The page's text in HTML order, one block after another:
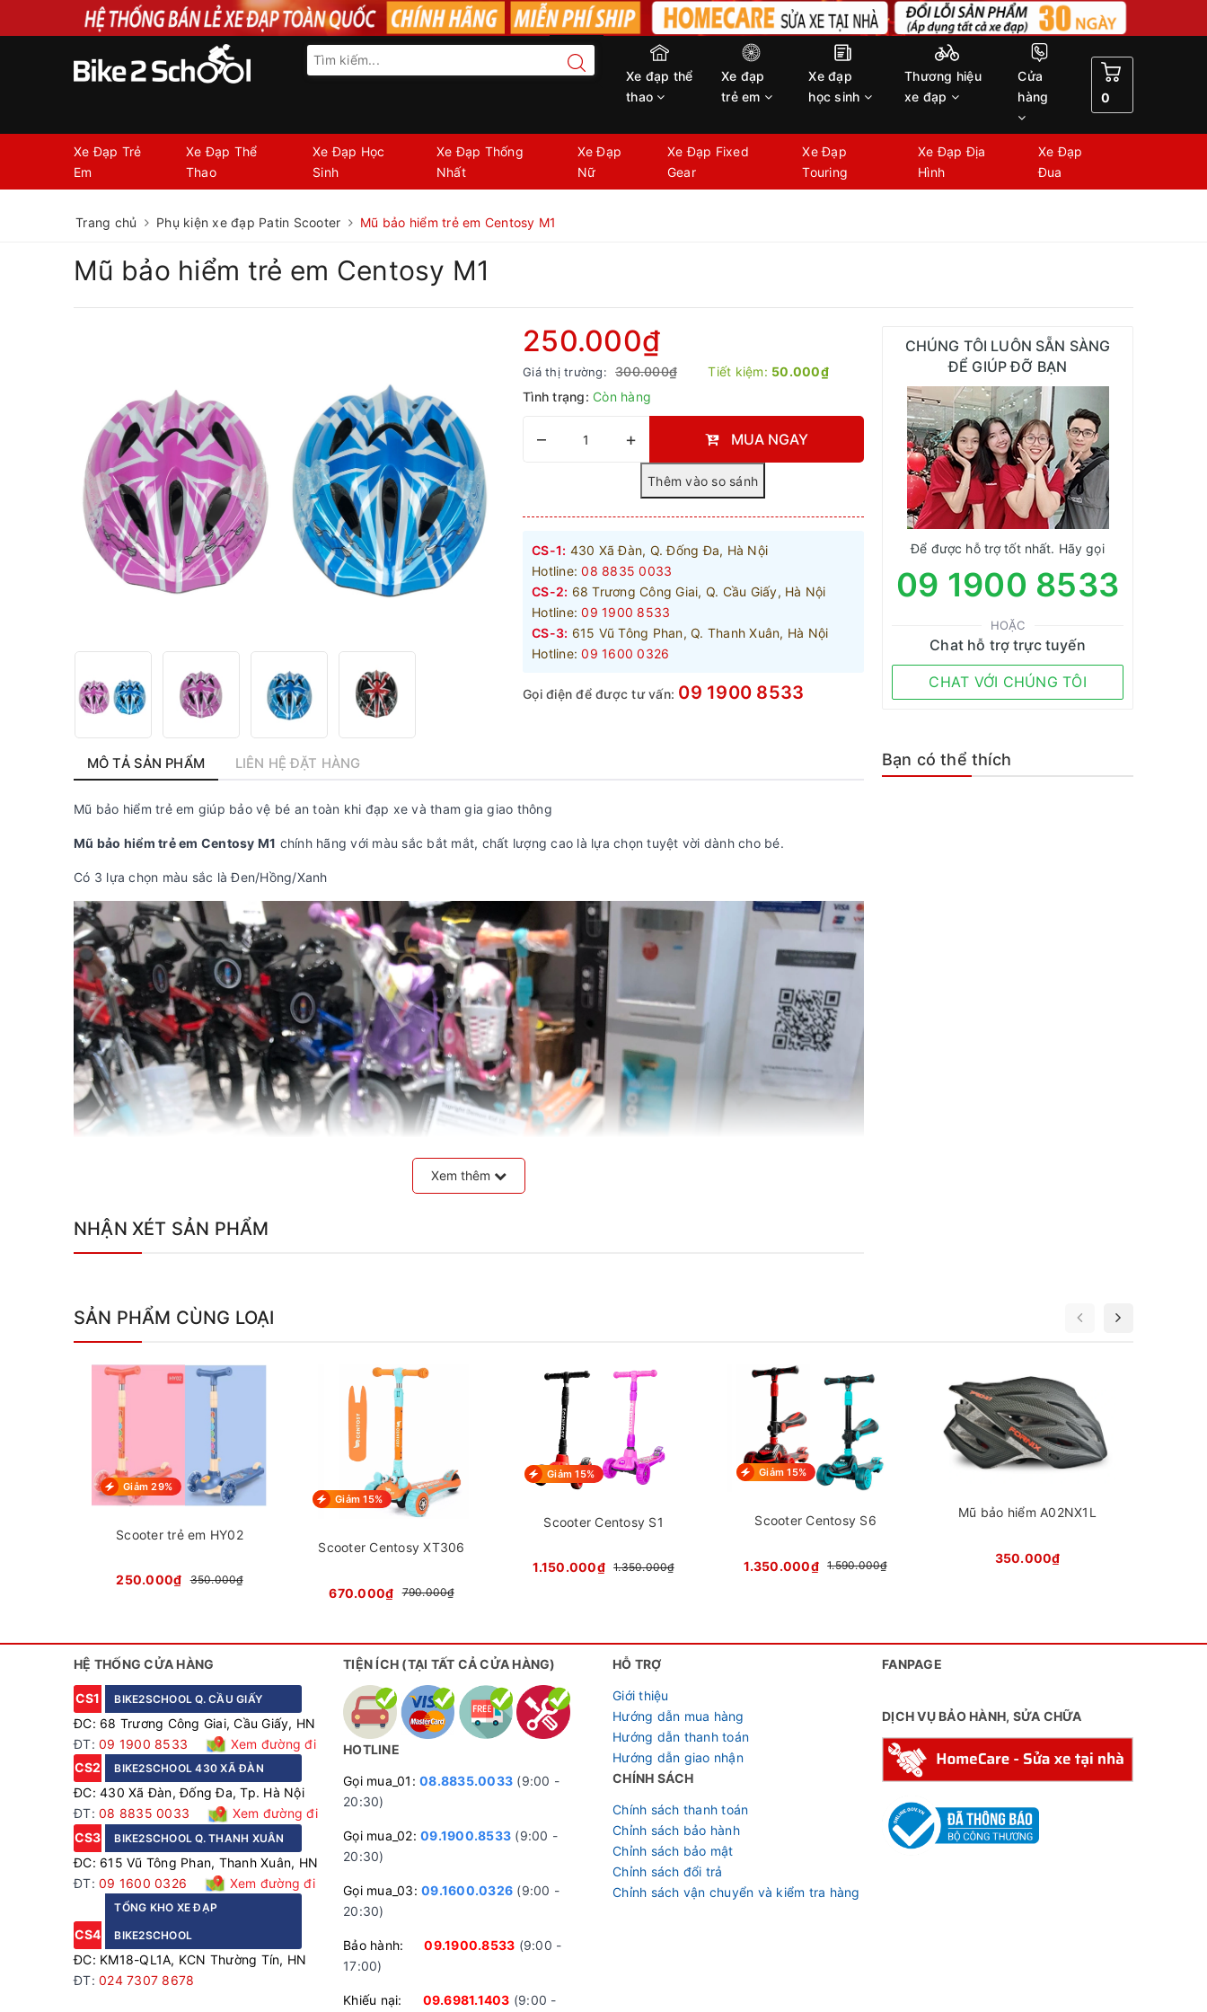
Xe đạp thể
thao
Xe đạp
trẻ em
Xe đạp
học sinh
Thương hiệu
xe đạp
Cửa
hàng
0
Xe Đạp Trẻ
Em
Xe Đạp Thể
Thao
Xe Đạp Học
Sinh
Xe Đạp Thống
Nhất
Xe Đạp
Nữ
Xe Đạp Fixed
Gear
Xe Đạp
Touring
Xe Đạp Địa
Hình
Xe Đạp
Đua
Trang chủ Phụ kiện xe đạp Patin Scooter Mũ bảo hiểm trẻ em Centosy M1
Mũ bảo hiểm trẻ em Centosy M1
250.000₫
Giá thị trường: 300.000₫ Tiết kiệm: 50.000₫
Tình trạng: Còn hàng
– + MUA NGAY
CS-1: 430 Xã Đàn, Q. Đống Đa, Hà Nội
Hotline: 08 8835 0033
CS-2: 68 Trương Công Giai, Q. Cầu Giấy, Hà Nội
Hotline: 09 1900 8533
CS-3: 615 Vũ Tông Phan, Q. Thanh Xuân, Hà Nội
Hotline: 09 1600 0326
Gọi điện để được tư vấn: 09 1900 8533
CHÚNG TÔI LUÔN SẴN SÀNG
ĐỂ GIÚP ĐỠ BẠN
Để được hỗ trợ tốt nhất. Hãy gọi
09 1900 8533
HOẶC
Chat hỗ trợ trực tuyến
CHAT VỚI CHÚNG TÔI
MÔ TẢ SẢN PHẨM LIÊN HỆ ĐẶT HÀNG
Mũ bảo hiểm trẻ em giúp bảo vệ bé an toàn khi đạp xe và tham gia giao thông
Mũ bảo hiểm trẻ em Centosy M1 chính hãng với màu sắc bắt mắt, chất lượng cao là lựa chọn tuyệt vời dành cho bé.
Có 3 lựa chọn màu sắc là Đen/Hồng/Xanh
Xem thêm
NHẬN XÉT SẢN PHẨM
Bạn có thể thích
SẢN PHẨM CÙNG LOẠI
Giảm 29%
Scooter trẻ em HY02
250.000₫ 350.000₫
Giảm 15%
Scooter Centosy XT306
670.000₫ 790.000₫
Giảm 15%
Scooter Centosy S1
1.150.000₫ 1.350.000₫
Giảm 15%
Scooter Centosy S6
1.350.000₫ 1.590.000₫
Mũ bảo hiểm A02NX1L
350.000₫
HỆ THỐNG CỬA HÀNG
CS1 BIKE2SCHOOL Q. CẦU GIẤY
ĐC: 68 Trương Công Giai, Cầu Giấy, HN
ĐT: 09 1900 8533
Xem đường đi
CS2
BIKE2SCHOOL 430 XÃ ĐÀN
ĐC: 430 Xã Đàn, Đống Đa, Tp. Hà Nội
ĐT: 08 8835 0033
Xem đường đi
CS3
BIKE2SCHOOL Q. THANH XUÂN
ĐC: 615 Vũ Tông Phan, Thanh Xuân, HN
ĐT: 09 1600 0326 Xem đường đi
CS4
TỔNG KHO XE ĐẠP
BIKE2SCHOOL
ĐC: KM18-QL1A, KCN Thường Tín, HN
ĐT: 024 7307 8678
TIỆN ÍCH (TẠI TẤT CẢ CỬA HÀNG)
HOTLINE
Gọi mua_01: 08.8835.0033 (9:00 -
20:30)
Gọi mua_02: 09.1900.8533 (9:00 -
20:30)
Gọi mua_03: 09.1600.0326 (9:00 -
20:30)
Bảo hành:09.1900.8533 (9:00 -
17:00)
Khiếu nại: 09.6981.1403 (9:00 -
HỖ TRỢ
Giới thiệu
Hướng dẫn mua hàng
Hướng dẫn thanh toán
Hướng dẫn giao nhận
CHÍNH SÁCH
Chính sách thanh toán
Chỉnh sách bảo hành
Chỉnh sách bảo mật
Chỉnh sách đổi trả
Chỉnh sách vận chuyển và kiểm tra hàng
FANPAGE
DỊCH VỤ BẢO HÀNH, SỬA CHỮA